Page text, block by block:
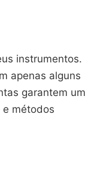
instrumentos.
apenas alguns
garantem um
e métodos